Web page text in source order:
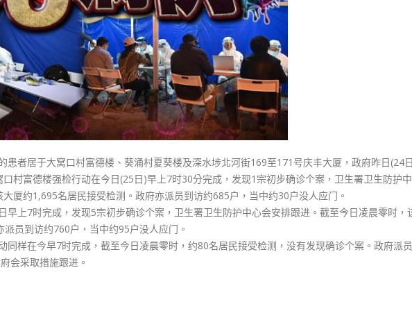
葵
楼
发
现
6
宗
初
确
水
埗
庆
丰
厦
患者居于大窝口村富德楼、葵涌村夏葵楼及深水埗北河街169至171号庆丰大厦，政府昨日(24
村富德楼强检行动在今日(25日)早上7时30分完成，发现1宗初步确诊个案，卫生署卫生防护
厦约1,695名居民接受检测。政府亦派员到访约685户，当中约30户没人应门。
早上7时完成，发现5宗初步确诊个案，卫生署卫生防护中心会安排跟进。截至今日凌晨零时，
员到访约760户，当中约95户没人应门。
同样在今早7时完成，截至今日凌晨零时，约80名居民接受检测，没有发现确诊个案。政府派
会采取措施跟进。